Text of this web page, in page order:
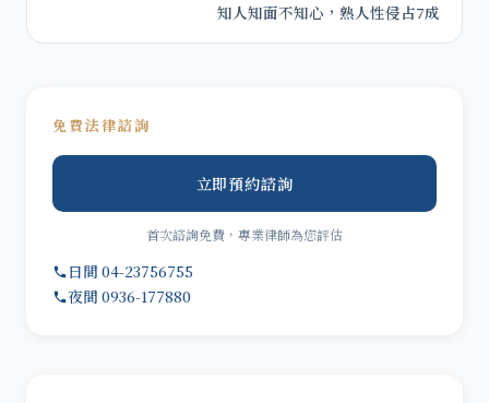
知人知面不知心，熟人性侵占7成
免費法律諮詢
立即預約諮詢
首次諮詢免費，專業律師為您評估
日間 04-23756755
夜間 0936-177880